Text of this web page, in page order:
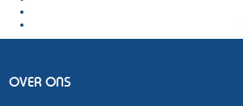
OVER ONS